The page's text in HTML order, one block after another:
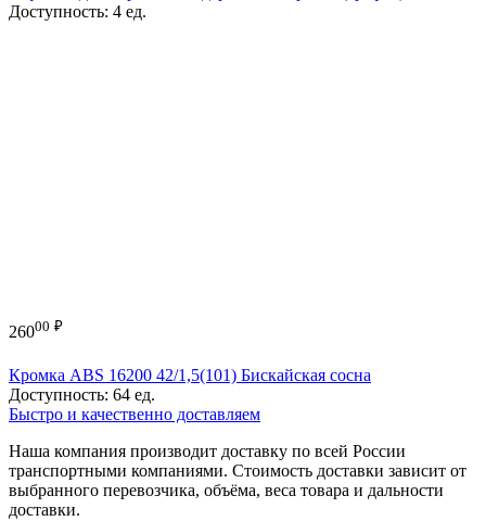
Доступность: 4 ед.
26000 ₽
Кромка ABS 16200 42/1,5(101) Бискайская сосна
Доступность: 64 ед.
Быстро и качественно доставляем
Наша компания производит доставку по всей России
транспортными компаниями. Стоимость доставки зависит от
выбранного перевозчика, объёма, веса товара и дальности
доставки.